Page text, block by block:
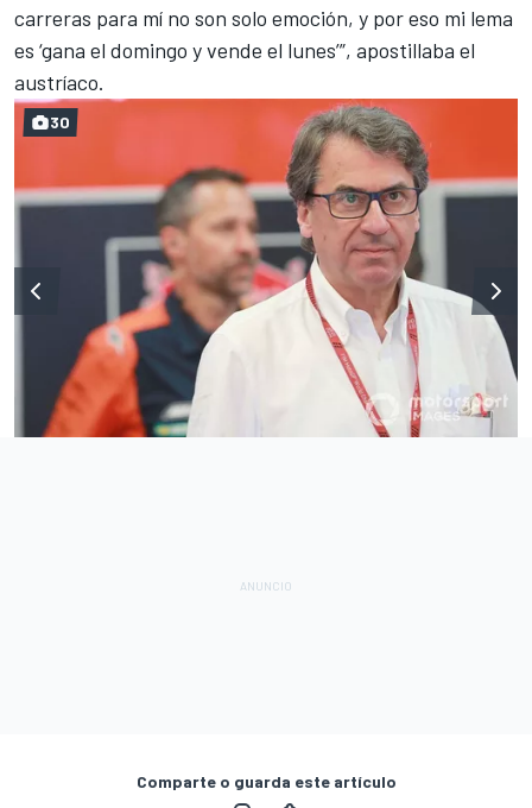
carreras para mí no son solo emoción, y por eso mi lema
es ‘gana el domingo y vende el lunes’”, apostillaba el
austríaco.
30
Comparte o guarda este artículo